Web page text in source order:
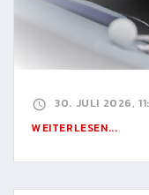
30. JULI 2026,
WEITERLESEN...